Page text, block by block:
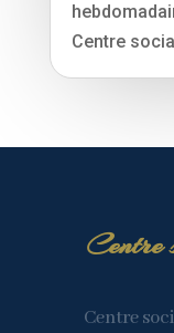
Centre
Centre